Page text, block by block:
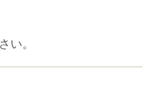
い。